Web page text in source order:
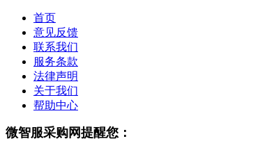
首页
意见反馈
联系我们
服务条款
法律声明
关于我们
帮助中心
微智服采购网提醒您：